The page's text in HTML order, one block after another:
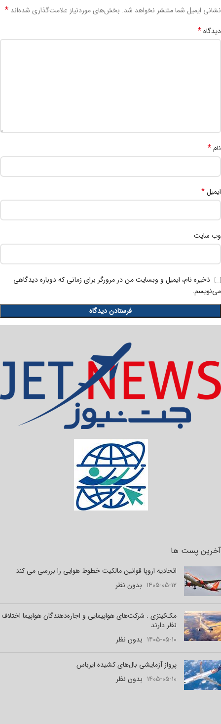
نشانی ایمیل شما منتشر نخواهد شد. بخش‌های موردنیاز علامت‌گذاری شده‌اند *
دیدگاه*
نام*
ایمیل*
وب‌ سایت
ذخیره نام، ایمیل و وبسایت من در مرورگر برای زمانی که دوباره دیدگاهی
می‌نویسم.
آخرین پست ها
اتحادیه اروپا قوانین مالکیت خطوط هوایی را بررسی می کند
۱۴۰۵-۰۵-۱۲ بدون نظر
مک‌کینزی : شرکت‌های هواپیمایی و اجاره‌دهندگان هواپیما اختلاف
نظر دارند
۱۴۰۵-۰۵-۱۰ بدون نظر
پرواز آزمایشی بال‌های کشیده ایرباس
۱۴۰۵-۰۵-۱۰ بدون نظر